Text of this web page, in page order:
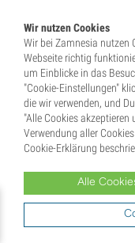
Westküste hat dies
verholfen. Heute sind
Ländern
diesen
Glücklicherweise
schmackhaftesten
Kultursorten in die
unsere eigenen
Vereinigten Staaten
Zweitbesten
Sorten erhältlich.
Wir nutzen Cookies
Wir bei Zamnesia nutzen
Webseite richtig
um Einblicke in das
"Cookie-Einstellungen"
die wir verwenden, und
"Alle Cookies
Verwendung aller
Cookie-Erklärung
Alle